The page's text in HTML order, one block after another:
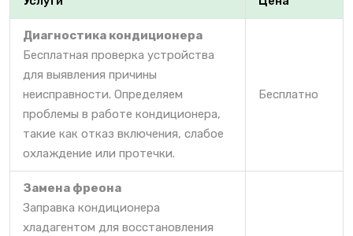
Диагностика кондиционера
Бесплатная проверка устройства
для выявления причины
неисправности. Определяем
проблемы в работе кондиционера,
такие как отказ включения, слабое
охлаждение или протечки.
Бесплатно
Замена фреона
Заправка кондиционера
хладагентом для восстановления